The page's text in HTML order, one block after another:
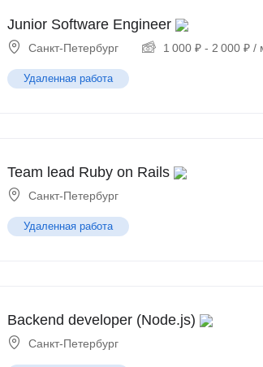
Junior Software Engineer
Санкт-Петербург 1 000 ₽ - 2 000 ₽ /
Удаленная работа
Team lead Ruby on Rails
Санкт-Петербург
Удаленная работа
Backend developer (Node.js)
Санкт-Петербург